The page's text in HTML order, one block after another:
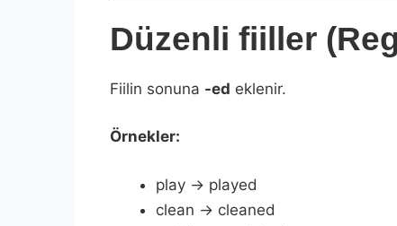
Düzenli fiiller
Fiilin sonuna -ed eklenir.
Örnekler:
play → played
clean → cleaned